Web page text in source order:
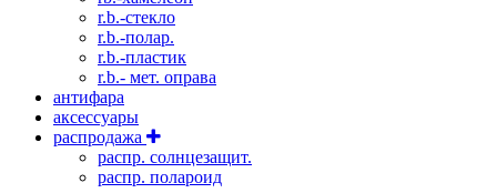
r.b.-стекло
r.b.-полар.
r.b.-пластик
r.b.- мет. оправа
антифара
аксессуары
распродажа
распр. солнцезащит.
распр. полароид